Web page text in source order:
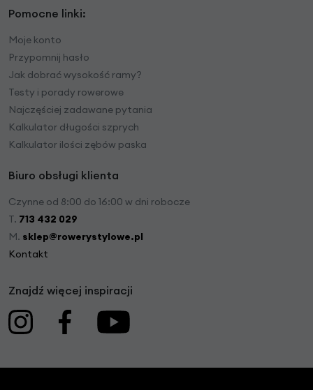
Pomocne linki:
Moje konto
Przypomnij hasło
Jak dobrać wysokość ramy?
Testy i porady rowerowe
Najczęściej zadawane pytania
Kalkulator długości szprych
Kalkulator ilości zębów paska
Biuro obsługi klienta
Czynne od 8:00 do 16:00 w dni robocze
T. 713 432 029
M. sklep@rowerystylowe.pl
Kontakt
Znajdź więcej inspiracji